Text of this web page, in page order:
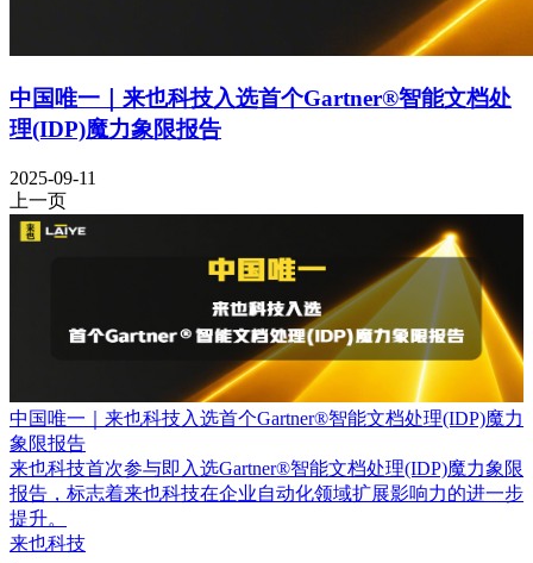
中国唯一｜来也科技入选首个Gartner®智能文档处
理(IDP)魔力象限报告
2025-09-11
上一页
中国唯一｜来也科技入选首个Gartner®智能文档处理(IDP)魔力
象限报告
来也科技首次参与即入选Gartner®智能文档处理(IDP)魔力象限
报告，标志着来也科技在企业自动化领域扩展影响力的进一步
提升。
来也科技